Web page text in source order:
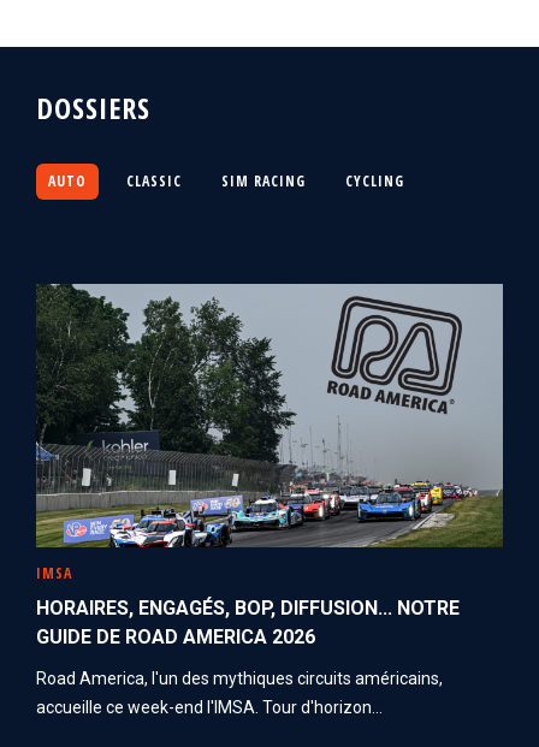
DOSSIERS
AUTO CLASSIC SIM RACING CYCLING
IMSA
HORAIRES, ENGAGÉS, BOP, DIFFUSION... NOTRE
GUIDE DE ROAD AMERICA 2026
Road America, l'un des mythiques circuits américains,
accueille ce week-end l'IMSA. Tour d'horizon...